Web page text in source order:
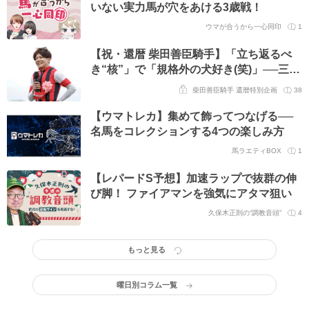
いない実力馬が穴をあける3歳戦！
ウマが合うから一心同印 1
【祝・還暦 柴田善臣騎手】「立ち返るべ
き“核”」で「規格外の犬好き(笑)」──三浦
皇成騎手が語る大先輩の格好いい生き様
柴田善臣騎手 還暦特別企画 38
【ウマトレカ】集めて飾ってつなげる──
名馬をコレクションする4つの楽しみ方
馬ラエティBOX 1
【レパードS予想】加速ラップで抜群の伸
び脚！ ファイアマンを強気にアタマ狙い
久保木正則の“調教音頭” 4
もっと見る
曜日別コラム一覧